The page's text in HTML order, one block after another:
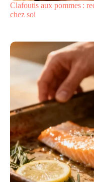
Clafoutis aux pommes :
chez soi